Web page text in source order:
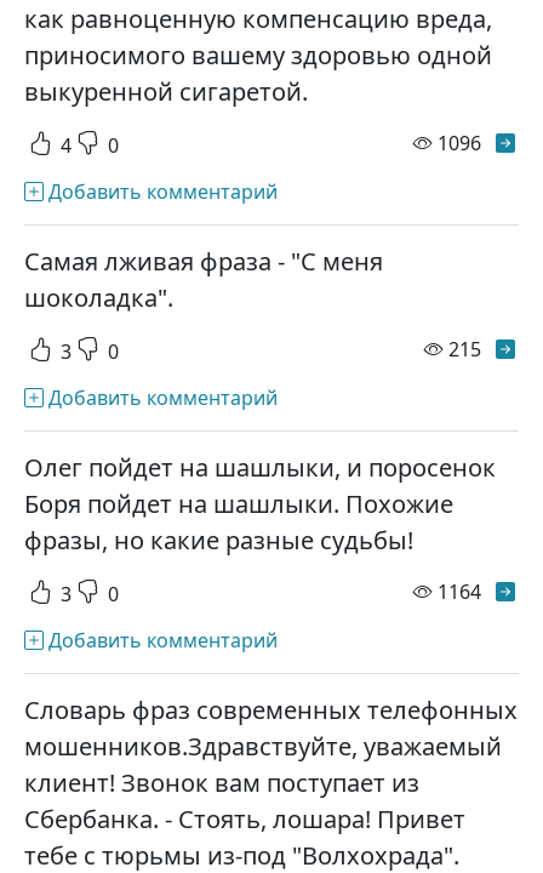
как равноценную компенсацию вреда,
приносимого вашему здоровью одной
выкуренной сигаретой.
4 0 1096
Добавить комментарий
Самая лживая фраза - "С меня
шоколадка".
3 0 215
Добавить комментарий
Олег пойдет на шашлыки, и поросенок
Боря пойдет на шашлыки. Похожие
фразы, но какие разные судьбы!
3 0 1164
Добавить комментарий
Словарь фраз современных телефонных
мошенников.Здравствуйте, уважаемый
клиент! Звонок вам поступает из
Сбербанка. - Стоять, лошара! Привет
тебе с тюрьмы из-под "Волхохрада".